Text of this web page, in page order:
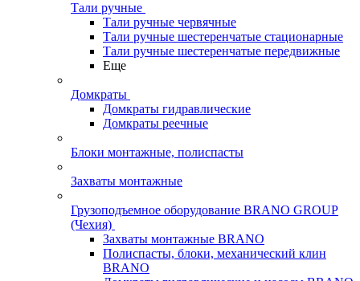
Тали ручные
Тали ручные червячные
Тали ручные шестеренчатые стационарные
Тали ручные шестеренчатые передвижные
Еще
Домкраты
Домкраты гидравлические
Домкраты реечные
Блоки монтажные, полиспасты
Захваты монтажные
Грузоподъемное оборудование BRANO GROUP
(Чехия)
Захваты монтажные BRANO
Полиспасты, блоки, механический клин
BRANO